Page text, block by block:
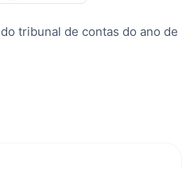
tribunal de contas do ano de